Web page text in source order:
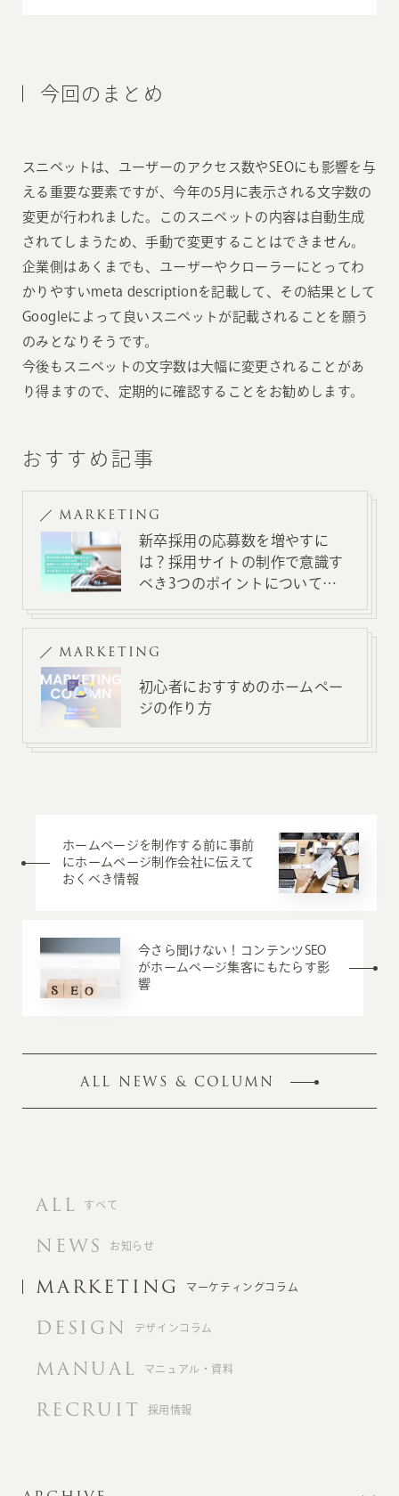
今回のまとめ
スニペットは、ユーザーのアクセス数やSEOにも影響を与
える重要な要素ですが、今年の5月に表示される文字数の
変更が行われました。このスニペットの内容は自動生成
されてしまうため、手動で変更することはできません。
企業側はあくまでも、ユーザーやクローラーにとってわ
かりやすいmeta descriptionを記載して、その結果として
Googleによって良いスニペットが記載されることを願う
のみとなりそうです。
今後もスニペットの文字数は大幅に変更されることがあ
り得ますので、定期的に確認することをお勧めします。
おすすめ記事
MARKETING
新卒採用の応募数を増やすに
は？採用サイトの制作で意識す
べき3つのポイントについて解
MARKETING
初心者におすすめのホームペー
ジの作り方
ホームページを制作する前に事前
にホームページ制作会社に伝えて
おくべき情報
今さら聞けない！コンテンツSEO
がホームページ集客にもたらす影
響
ALL NEWS & COLUMN
ALL すべて
NEWS お知らせ
MARKETING マーケティングコラム
DESIGN デザインコラム
MANUAL マニュアル・資料
RECRUIT 採用情報